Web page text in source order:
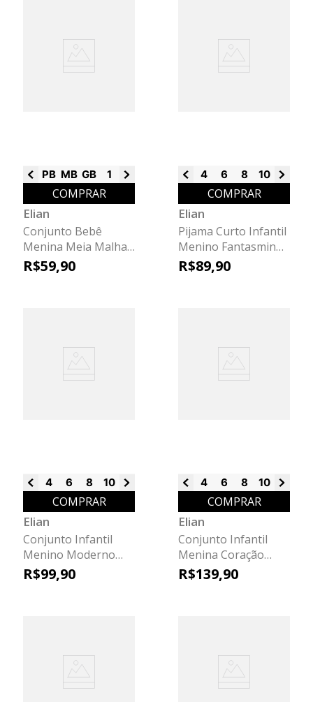
PB MB GB 1 2
COMPRAR
Elian
Conjunto Bebê
Menina Meia Malha
Bichinhos Elian Azul
R$59,90
4 6 8 10 12
COMPRAR
Elian
Pijama Curto Infantil
Menino Fantasminha
Elian Cinza
R$89,90
4 6 8 10 12
COMPRAR
Elian
Conjunto Infantil
Menino Moderno
Elian Azul
R$99,90
4 6 8 10 12
COMPRAR
Elian
Conjunto Infantil
Menina Coração
Brilho Elian Branco
R$139,90